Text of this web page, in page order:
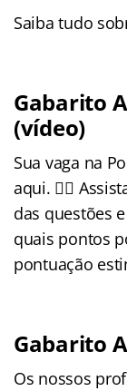
Saiba tudo
Gabarito
(vídeo)
Sua vaga na
aqui. 👮‍♂️
das questões
quais pontos
pontuação
Gabarito
Os nossos